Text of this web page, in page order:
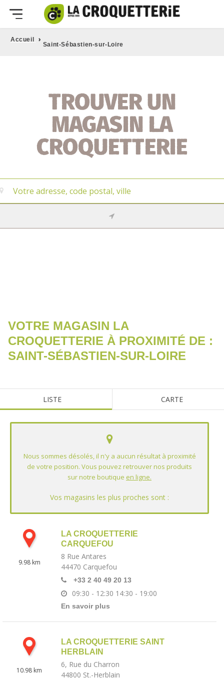
Accueil ›
Saint-Sébastien-sur-Loire
TROUVER UN
MAGASIN LA
CROQUETTERIE
VOTRE MAGASIN LA
CROQUETTERIE À PROXIMITÉ DE :
SAINT-SÉBASTIEN-SUR-LOIRE
LISTE CARTE
9.98 km
LA CROQUETTERIE
CARQUEFOU
8 Rue Antares
44470 Carquefou
+33 2 40 49 20 13
09:30 - 12:30 14:30 - 19:00
En savoir plus
10.98 km
LA CROQUETTERIE SAINT
HERBLAIN
6, Rue du Charron
44800 St.-Herblain